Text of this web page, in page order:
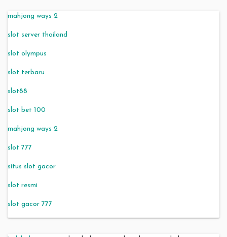
mahjong ways 2
slot server thailand
slot olympus
slot terbaru
slot88
slot bet 100
mahjong ways 2
slot 777
situs slot gacor
slot resmi
slot gacor 777